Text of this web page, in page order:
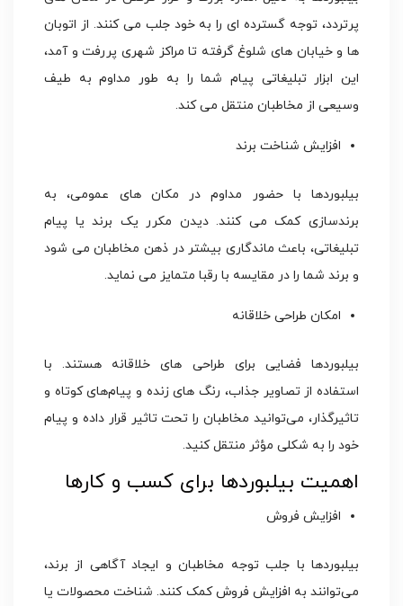
پرتردد، توجه گسترده ای را به خود جلب می کنند. از اتوبان
ها و خیابان های شلوغ گرفته تا مراکز شهری پررفت و آمد،
این ابزار تبلیغاتی پیام شما را به طور مداوم به طیف
وسیعی از مخاطبان منتقل می‌ کند.
افزایش شناخت برند
بیلبوردها با حضور مداوم در مکان‌ های عمومی، به
برندسازی کمک می‌ کنند. دیدن مکرر یک برند یا پیام
تبلیغاتی، باعث ماندگاری بیشتر در ذهن مخاطبان می شود
و برند شما را در مقایسه با رقبا متمایز می‌ نماید.
امکان طراحی خلاقانه
بیلبوردها فضایی برای طراحی‌ های خلاقانه هستند. با
استفاده از تصاویر جذاب، رنگ های زنده و پیام‌های کوتاه و
تاثیرگذار، می‌توانید مخاطبان را تحت تاثیر قرار داده و پیام
خود را به شکلی مؤثر منتقل کنید.
اهمیت بیلبوردها برای کسب و کارها
افزایش فروش
بیلبوردها با جلب توجه مخاطبان و ایجاد آگاهی از برند،
می‌توانند به افزایش فروش کمک کنند. شناخت محصولات یا